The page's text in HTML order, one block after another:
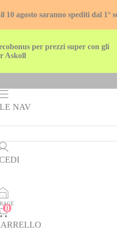
agosto saranno spediti dal 1°
per prezzi super con gli
Askoll
NAV